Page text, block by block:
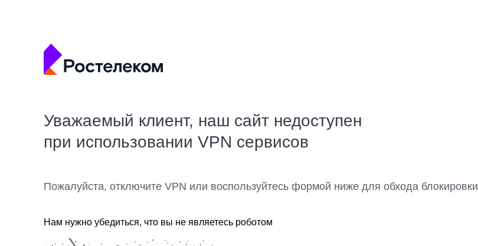
Уважаемый клиент, наш сайт недоступен
при использовании VPN сервисов
Пожалуйста, отключите VPN или воспользуйтесь формой ниже для обхода блокировки
Нам нужно убедиться, что вы не являетесь роботом